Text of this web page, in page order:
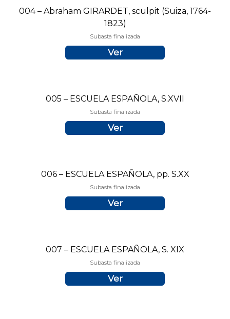
004 – Abraham GIRARDET, sculpit (Suiza, 1764-
1823)
Subasta finalizada
Ver
005 – ESCUELA ESPAÑOLA, S.XVII
Subasta finalizada
Ver
006 – ESCUELA ESPAÑOLA, pp. S.XX
Subasta finalizada
Ver
007 – ESCUELA ESPAÑOLA, S. XIX
Subasta finalizada
Ver